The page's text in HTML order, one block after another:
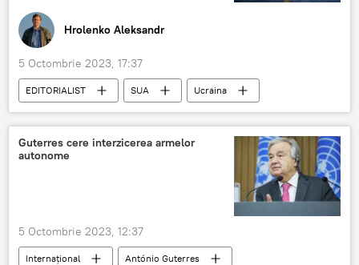
Hrolenko Aleksandr
5 Octombrie 2023, 17:37
EDITORIALIST SUA Ucraina
Guterres cere interzicerea armelor
autonome
5 Octombrie 2023, 12:37
Internaţional
António Guterres